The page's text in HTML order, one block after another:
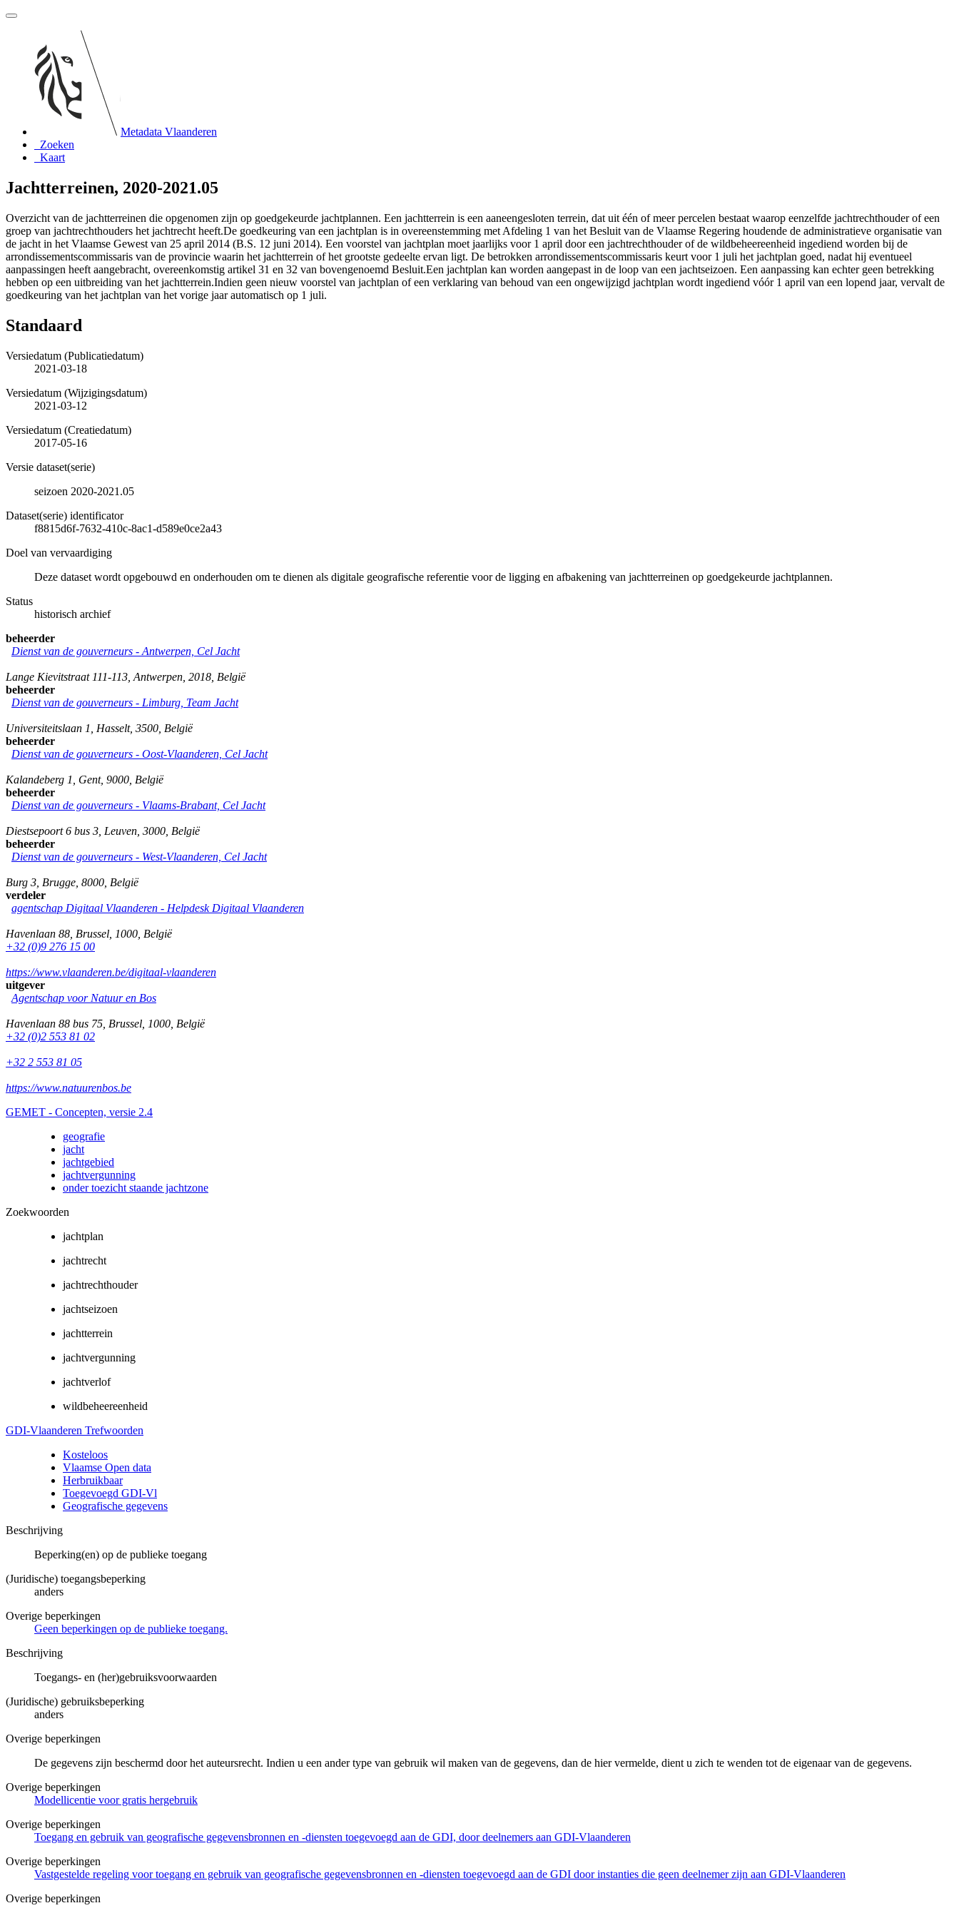
Metadata Vlaanderen
Zoeken
Kaart
Jachtterreinen, 2020-2021.05
Overzicht van de jachtterreinen die opgenomen zijn op goedgekeurde jachtplannen. Een jachtterrein is een aaneengesloten terrein, dat uit één of meer percelen bestaat waarop eenzelfde jachtrechthouder of een
groep van jachtrechthouders het jachtrecht heeft.De goedkeuring van een jachtplan is in overeenstemming met Afdeling 1 van het Besluit van de Vlaamse Regering houdende de administratieve organisatie van
de jacht in het Vlaamse Gewest van 25 april 2014 (B.S. 12 juni 2014). Een voorstel van jachtplan moet jaarlijks voor 1 april door een jachtrechthouder of de wildbeheereenheid ingediend worden bij de
arrondissementscommissaris van de provincie waarin het jachtterrein of het grootste gedeelte ervan ligt. De betrokken arrondissementscommissaris keurt voor 1 juli het jachtplan goed, nadat hij eventueel
aanpassingen heeft aangebracht, overeenkomstig artikel 31 en 32 van bovengenoemd Besluit.Een jachtplan kan worden aangepast in de loop van een jachtseizoen. Een aanpassing kan echter geen betrekking
hebben op een uitbreiding van het jachtterrein.Indien geen nieuw voorstel van jachtplan of een verklaring van behoud van een ongewijzigd jachtplan wordt ingediend vóór 1 april van een lopend jaar, vervalt de
goedkeuring van het jachtplan van het vorige jaar automatisch op 1 juli.
Standaard
Versiedatum (Publicatiedatum)
2021-03-18
Versiedatum (Wijzigingsdatum)
2021-03-12
Versiedatum (Creatiedatum)
2017-05-16
Versie dataset(serie)
seizoen 2020-2021.05
Dataset(serie) identificator
f8815d6f-7632-410c-8ac1-d589e0ce2a43
Doel van vervaardiging
Deze dataset wordt opgebouwd en onderhouden om te dienen als digitale geografische referentie voor de ligging en afbakening van jachtterreinen op goedgekeurde jachtplannen.
Status
historisch archief
beheerder
Dienst van de gouverneurs - Antwerpen, Cel Jacht
Lange Kievitstraat 111-113 Antwerpen 2018 België
beheerder
Dienst van de gouverneurs - Limburg, Team Jacht
Universiteitslaan 1 Hasselt, 3500 België
beheerder
Dienst van de gouverneurs - Oost-Vlaanderen, Cel Jacht
Kalandeberg 1 Gent, 9000 België
beheerder
Dienst van de gouverneurs - Vlaams-Brabant, Cel Jacht
Diestsepoort 6 bus 3 Leuven 3000 België
beheerder
Dienst van de gouverneurs - West-Vlaanderen, Cel Jacht
Burg 3 Brugge 8000 België
verdeler
agentschap Digitaal Vlaanderen - Helpdesk Digitaal Vlaanderen
Havenlaan 88 Brussel 1000 België
+32 (0)9 276 15 00
https://www.vlaanderen.be/digitaal-vlaanderen
uitgever
Agentschap voor Natuur en Bos
Havenlaan 88 bus 75 Brussel 1000 België
+32 (0)2 553 81 02
+32 2 553 81 05
https://www.natuurenbos.be
GEMET - Concepten, versie 2.4
geografie
jacht
jachtgebied
jachtvergunning
onder toezicht staande jachtzone
Zoekwoorden
jachtplan
jachtrecht
jachtrechthouder
jachtseizoen
jachtterrein
jachtvergunning
jachtverlof
wildbeheereenheid
GDI-Vlaanderen Trefwoorden
Kosteloos
Vlaamse Open data
Herbruikbaar
Toegevoegd GDI-Vl
Geografische gegevens
Beschrijving
Beperking(en) op de publieke toegang
(Juridische) toegangsbeperking
anders
Overige beperkingen
Geen beperkingen op de publieke toegang.
Beschrijving
Toegangs- en (her)gebruiksvoorwaarden
(Juridische) gebruiksbeperking
anders
Overige beperkingen
De gegevens zijn beschermd door het auteursrecht. Indien u een ander type van gebruik wil maken van de gegevens, dan de hier vermelde, dient u zich te wenden tot de eigenaar van de gegevens.
Overige beperkingen
Modellicentie voor gratis hergebruik
Overige beperkingen
Toegang en gebruik van geografische gegevensbronnen en -diensten toegevoegd aan de GDI, door deelnemers aan GDI-Vlaanderen
Overige beperkingen
Vastgestelde regeling voor toegang en gebruik van geografische gegevensbronnen en -diensten toegevoegd aan de GDI door instanties die geen deelnemer zijn aan GDI-Vlaanderen
Overige beperkingen